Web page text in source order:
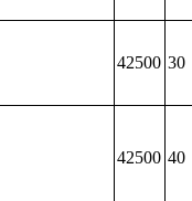
42500 30
42500 40